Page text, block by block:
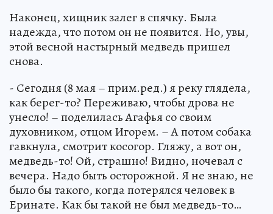
Наконец, хищник залег в спячку. Была
надежда, что потом он не появится. Но, увы,
этой весной настырный медведь пришел
снова.
- Сегодня (8 мая – прим.ред.) я реку глядела,
как берег-то? Переживаю, чтобы дрова не
унесло! – поделилась Агафья со своим
духовником, отцом Игорем. – А потом собака
гавкнула, смотрит косогор. Гляжу, а вот он,
медведь-то! Ой, страшно! Видно, ночевал с
вечера. Надо быть осторожной. Я не знаю, не
было бы такого, когда потерялся человек в
Еринате. Как бы такой не был медведь-то…